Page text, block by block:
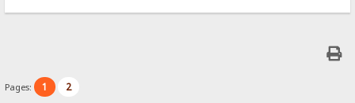
Pages: 1 2